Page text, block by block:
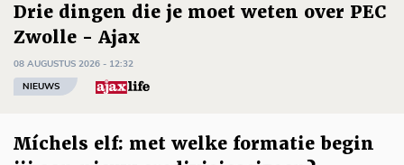
Drie dingen die je moet weten over PEC
Zwolle - Ajax
08 AUGUSTUS 2026 - 12:32
NIEUWS
Míchels elf: met welke formatie begin